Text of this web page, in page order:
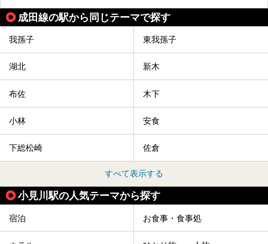
成田線の駅から同じテーマで探す
我孫子 東我孫子
湖北 新木
布佐 木下
小林 安食
下総松崎 佐倉
すべて表示する
小見川駅の人気テーマから探す
宿泊 お食事・食事処